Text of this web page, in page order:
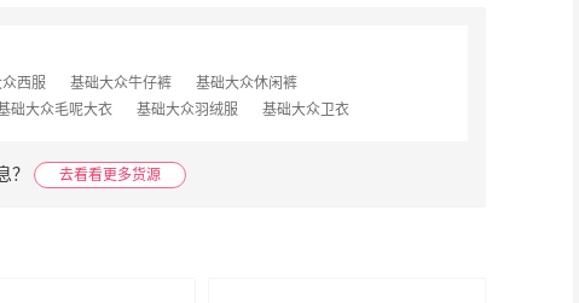
西服 基础大众牛仔裤
基础大众休闲裤
础大众毛呢大衣 基础大众羽绒服 基础大众卫衣
？ 去看看更多货源